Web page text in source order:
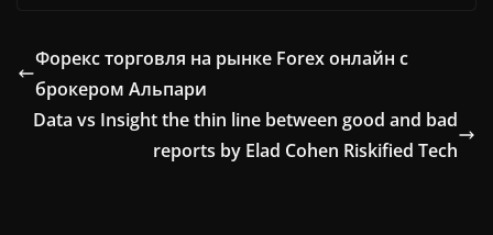
Форекс торговля на рынке Forex онлайн с
брокером Альпари
Data vs Insight the thin line between good and bad
reports by Elad Cohen Riskified Tech